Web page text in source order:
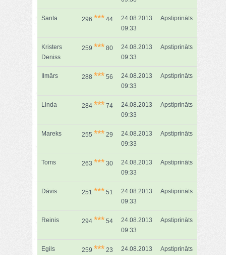
Santa 296 *** 44
24.08.2013
09:33
Apstiprināts
Kristers
Deniss
259 *** 80
24.08.2013
09:33
Apstiprināts
Ilmārs 288 *** 56
24.08.2013
09:33
Apstiprināts
Linda 284 *** 74
24.08.2013
09:33
Apstiprināts
Mareks 255 *** 29
24.08.2013
09:33
Apstiprināts
Toms 263 *** 30
24.08.2013
09:33
Apstiprināts
Dāvis 251 *** 51
24.08.2013
09:33
Apstiprināts
Reinis 294 *** 54
24.08.2013
09:33
Apstiprināts
Egils 259 *** 23
24.08.2013
Apstiprināts